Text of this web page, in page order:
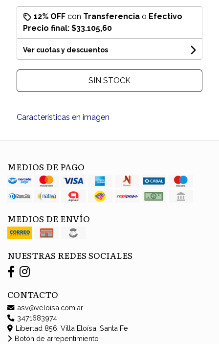
12% OFFcon Transferenciao Efectivo
Precio final: $33.105,60
Ver cuotas y descuentos
SIN STOCK
Características en imagen
MEDIOS DE PAGO
MEDIOS DE ENVÍO
NUESTRAS REDES SOCIALES
CONTACTO
asv@veloisa.com.ar
3471683974
Libertad 856, Villa Eloísa, Santa Fe
Botón de arrepentimiento